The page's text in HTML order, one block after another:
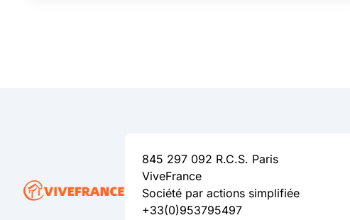
845 297 092 R.C.S. Paris
ViveFrance
Société par actions simplifiée
+33(0)953795497